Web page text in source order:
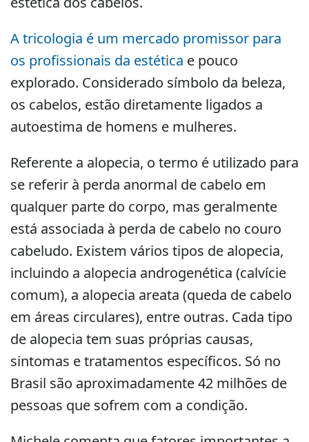
A tricologia é um mercado promissor para
os profissionais da estética e pouco
explorado. Considerado símbolo da beleza,
os cabelos, estão diretamente ligados a
autoestima de homens e mulheres.
Referente a alopecia, o termo é utilizado para
se referir à perda anormal de cabelo em
qualquer parte do corpo, mas geralmente
está associada à perda de cabelo no couro
cabeludo. Existem vários tipos de alopecia,
incluindo a alopecia androgenética (calvície
comum), a alopecia areata (queda de cabelo
em áreas circulares), entre outras. Cada tipo
de alopecia tem suas próprias causas,
sintomas e tratamentos específicos. Só no
Brasil são aproximadamente 42 milhões de
pessoas que sofrem com a condição.